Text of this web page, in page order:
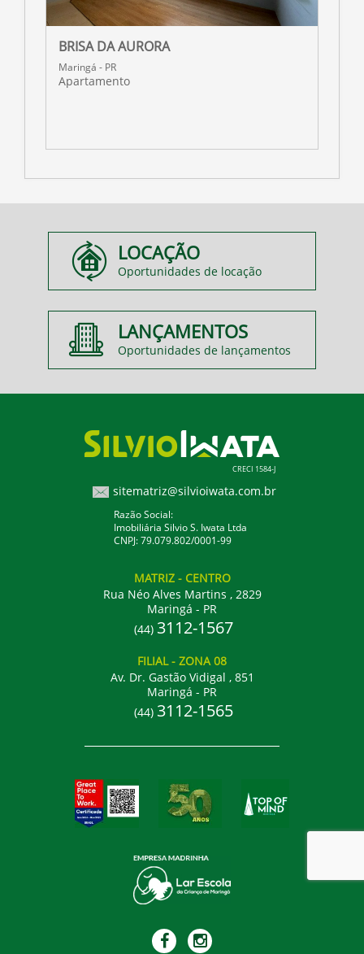
BRISA DA AURORA
Maringá - PR
Apartamento
LOCAÇÃO
Oportunidades de locação
LANÇAMENTOS
Oportunidades de lançamentos
CRECI 1584-J
sitematriz@silvioiwata.com.br
Razão Social:
Imobiliária Silvio S. Iwata Ltda
CNPJ: 79.079.802/0001-99
MATRIZ - CENTRO
Rua Néo Alves Martins , 2829
Maringá - PR
(44) 3112-1567
FILIAL- ZONA 08
Av. Dr. Gastão Vidigal , 851
Maringá - PR
(44) 3112-1565